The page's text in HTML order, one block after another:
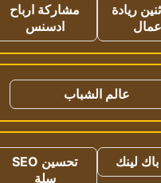
ريادة
مشاركة ارباح
ادسنس
عالم الشباب
باك لينك
تحسين SEO
سلة